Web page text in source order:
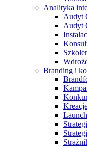
Analityka
Audyt
Audyt
Branding i